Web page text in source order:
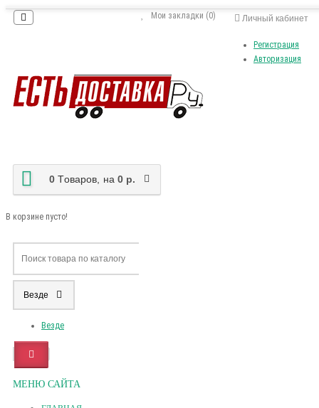
Личный кабинет
Регистрация
Авторизация
Мои закладки (0)
0 Tоваров, на 0 р.
В корзине пусто!
Везде
Везде
МЕНЮ САЙТА